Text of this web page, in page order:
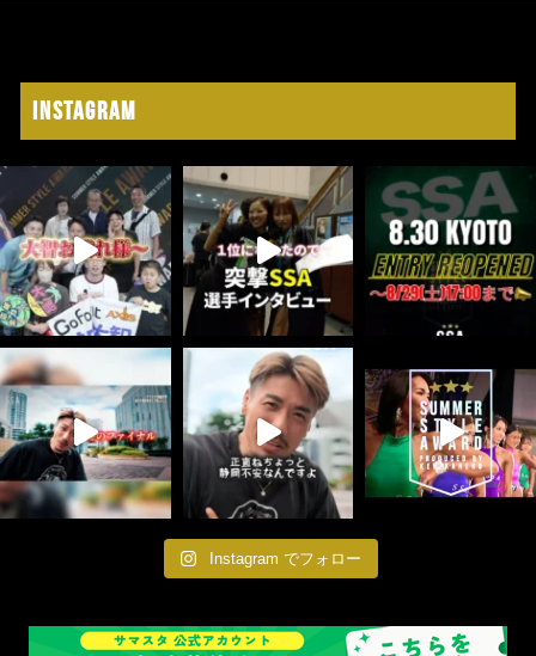
Instagram
Instagram でフォロー